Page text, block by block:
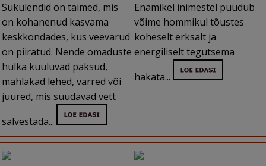
Sukulendid on taimed, mis
on kohanenud kasvama
keskkondades, kus veevarud
on piiratud. Nende omaduste
hulka kuuluvad paksud,
mahlakad lehed, varred või
juured, mis suudavad vett
salvestada...
Enamikel inimestel puudub
võime hommikul tõustes
koheselt erksalt ja
energiliselt tegutsema
hakata...